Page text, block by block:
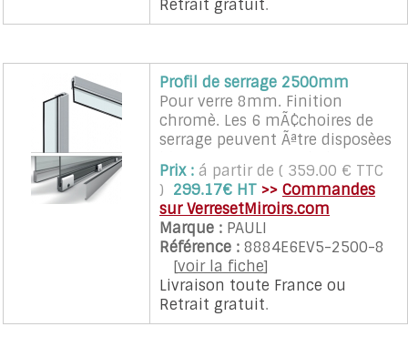
Retrait gratuit.
Profil de serrage 2500mm
Pour verre 8mm. Finition
chromè. Les 6 mÃ¢choires de
serrage peuvent Ãªtre disposèes
librement sur toute la longueur.
Les embouts ne sont pas
compris dans le set.
Prix : á partir de ( 359.00 € TTC
) 299.17€ HT >> Commandes
sur VerresetMiroirs.com
Marque : PAULI
Référence : 8884E6EV5-2500-8
[voir la fiche]
Livraison toute France ou
Retrait gratuit.